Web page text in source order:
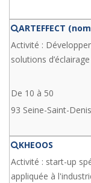
ARTEFFECT
Activité :
solutions
De 10 à 50
93 Seine-Saint-Denis
KHEOOS
Activité : start-up
appliquée à